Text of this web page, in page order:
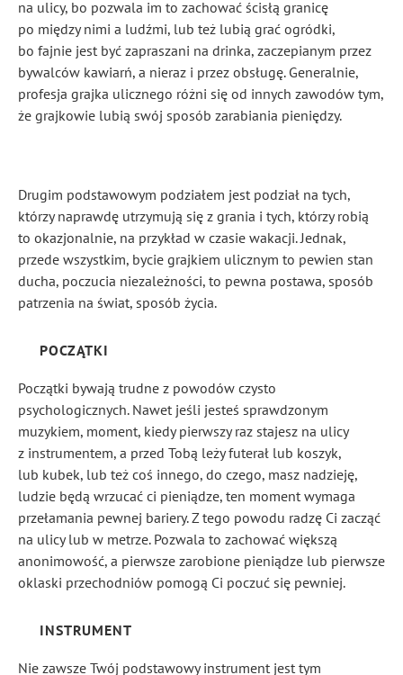
na ulicy, bo pozwala im to zachować ścisłą granicę
po między nimi a ludźmi, lub też lubią grać ogródki,
bo fajnie jest być zapraszani na drinka, zaczepianym przez
bywalców kawiarń, a nieraz i przez obsługę. Generalnie,
profesja grajka ulicznego różni się od innych zawodów tym,
że grajkowie lubią swój sposób zarabiania pieniędzy.
Drugim podstawowym podziałem jest podział na tych,
którzy naprawdę utrzymują się z grania i tych, którzy robią
to okazjonalnie, na przykład w czasie wakacji. Jednak,
przede wszystkim, bycie grajkiem ulicznym to pewien stan
ducha, poczucia niezależności, to pewna postawa, sposób
patrzenia na świat, sposób życia.
POCZĄTKI
Początki bywają trudne z powodów czysto
psychologicznych. Nawet jeśli jesteś sprawdzonym
muzykiem, moment, kiedy pierwszy raz stajesz na ulicy
z instrumentem, a przed Tobą leży futerał lub koszyk,
lub kubek, lub też coś innego, do czego, masz nadzieję,
ludzie będą wrzucać ci pieniądze, ten moment wymaga
przełamania pewnej bariery. Z tego powodu radzę Ci zacząć
na ulicy lub w metrze. Pozwala to zachować większą
anonimowość, a pierwsze zarobione pieniądze lub pierwsze
oklaski przechodniów pomogą Ci poczuć się pewniej.
INSTRUMENT
Nie zawsze Twój podstawowy instrument jest tym